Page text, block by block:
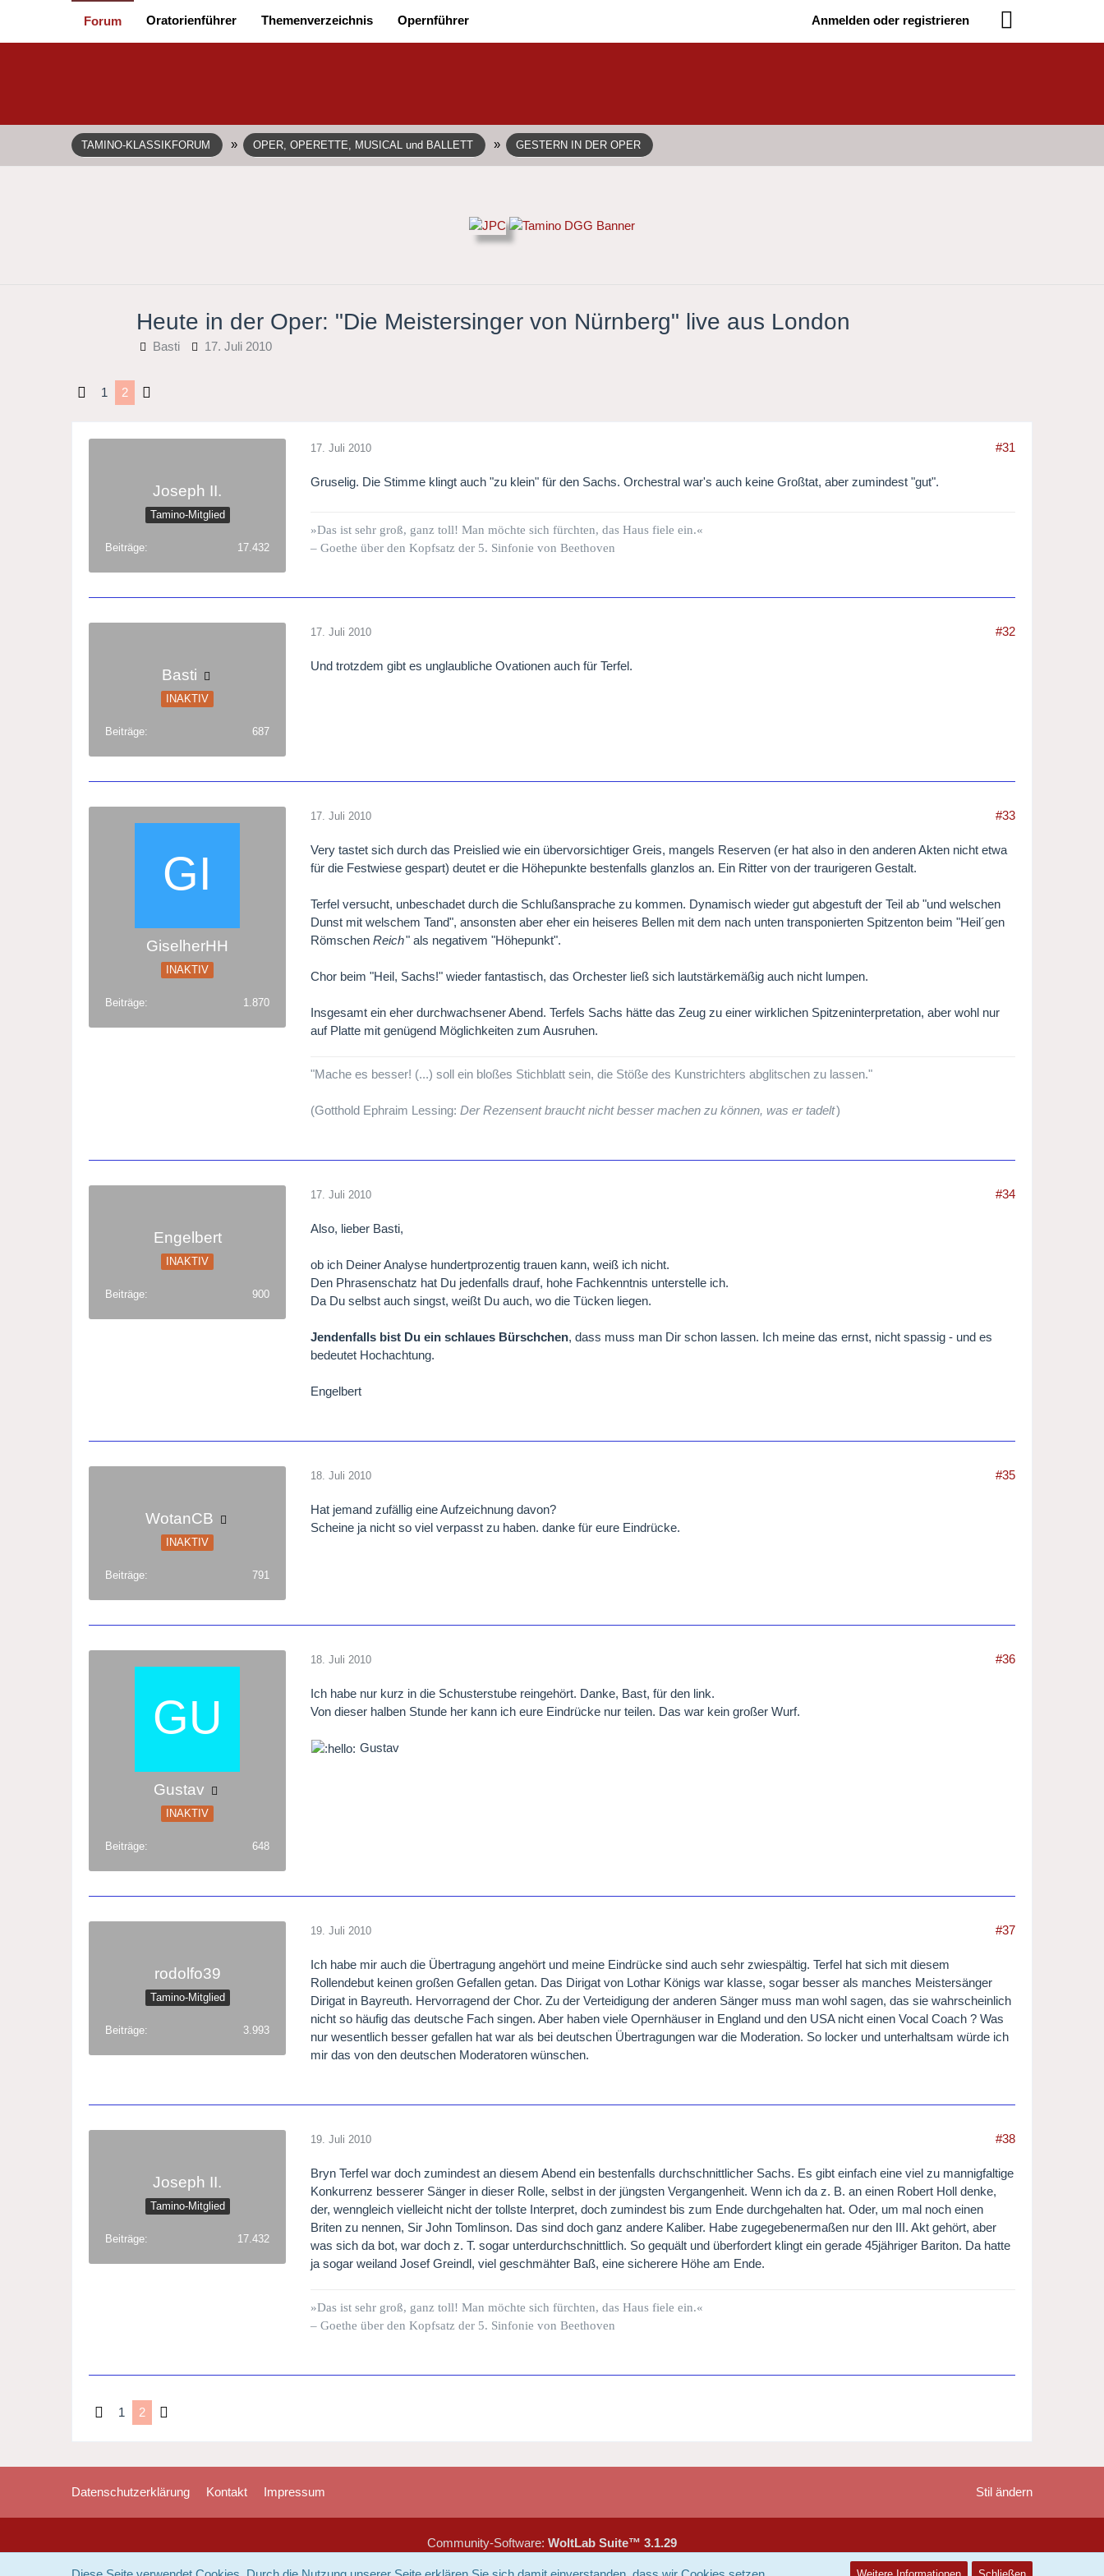
Forum Oratorienführer Themenverzeichnis Opernführer Anmelden oder registrieren
TAMINO-KLASSIKFORUM » OPER, OPERETTE, MUSICAL und BALLETT » GESTERN IN DER OPER
Heute in der Oper: "Die Meistersinger von Nürnberg" live aus London
Basti 17. Juli 2010
1 2
Joseph II.
Tamino-Mitglied
Beiträge 17.432
17. Juli 2010 #31
Gruselig. Die Stimme klingt auch "zu klein" für den Sachs. Orchestral war's auch keine Großtat, aber zumindest "gut".
»Das ist sehr groß, ganz toll! Man möchte sich fürchten, das Haus fiele ein.«
– Goethe über den Kopfsatz der 5. Sinfonie von Beethoven
Basti
INAKTIV
Beiträge 687
17. Juli 2010 #32
Und trotzdem gibt es unglaubliche Ovationen auch für Terfel.
GiselherHH
INAKTIV
Beiträge 1.870
17. Juli 2010 #33
Very tastet sich durch das Preislied wie ein übervorsichtiger Greis, mangels Reserven (er hat also in den anderen Akten nicht etwa
für die Festwiese gespart) deutet er die Höhepunkte bestenfalls glanzlos an. Ein Ritter von der traurigeren Gestalt.
Terfel versucht, unbeschadet durch die Schlußansprache zu kommen. Dynamisch wieder gut abgestuft der Teil ab "und welschen
Dunst mit welschem Tand", ansonsten aber eher ein heiseres Bellen mit dem nach unten transponierten Spitzenton beim "Heil´gen
RömschenReich" als negativem "Höhepunkt".
Chor beim "Heil, Sachs!" wieder fantastisch, das Orchester ließ sich lautstärkemäßig auch nicht lumpen.
Insgesamt ein eher durchwachsener Abend. Terfels Sachs hätte das Zeug zu einer wirklichen Spitzeninterpretation, aber wohl nur
auf Platte mit genügend Möglichkeiten zum Ausruhen.
"Mache es besser! (...) soll ein bloßes Stichblatt sein, die Stöße des Kunstrichters abglitschen zu lassen."
(Gotthold Ephraim Lessing:Der Rezensent braucht nicht besser machen zu können, was er tadelt)
Engelbert
INAKTIV
Beiträge 900
17. Juli 2010 #34
Also, lieber Basti,
ob ich Deiner Analyse hundertprozentig trauen kann, weiß ich nicht.
Den Phrasenschatz hat Du jedenfalls drauf, hohe Fachkenntnis unterstelle ich.
Da Du selbst auch singst, weißt Du auch, wo die Tücken liegen.
Jendenfalls bist Du ein schlaues Bürschchen, dass muss man Dir schon lassen. Ich meine das ernst, nicht spassig - und es
bedeutet Hochachtung.
Engelbert
WotanCB
INAKTIV
Beiträge 791
18. Juli 2010 #35
Hat jemand zufällig eine Aufzeichnung davon?
Scheine ja nicht so viel verpasst zu haben. danke für eure Eindrücke.
Gustav
INAKTIV
Beiträge 648
18. Juli 2010 #36
Ich habe nur kurz in die Schusterstube reingehört. Danke, Bast, für den link.
Von dieser halben Stunde her kann ich eure Eindrücke nur teilen. Das war kein großer Wurf.
Gustav
rodolfo39
Tamino-Mitglied
Beiträge 3.993
19. Juli 2010 #37
Ich habe mir auch die Übertragung angehört und meine Eindrücke sind auch sehr zwiespältig. Terfel hat sich mit diesem
Rollendebut keinen großen Gefallen getan. Das Dirigat von Lothar Königs war klasse, sogar besser als manches Meistersänger
Dirigat in Bayreuth. Hervorragend der Chor. Zu der Verteidigung der anderen Sänger muss man wohl sagen, das sie wahrscheinlich
nicht so häufig das deutsche Fach singen. Aber haben viele Opernhäuser in England und den USA nicht einen Vocal Coach ? Was
nur wesentlich besser gefallen hat war als bei deutschen Übertragungen war die Moderation. So locker und unterhaltsam würde ich
mir das von den deutschen Moderatoren wünschen.
Joseph II.
Tamino-Mitglied
Beiträge 17.432
19. Juli 2010 #38
Bryn Terfel war doch zumindest an diesem Abend ein bestenfalls durchschnittlicher Sachs. Es gibt einfach eine viel zu mannigfaltige
Konkurrenz besserer Sänger in dieser Rolle, selbst in der jüngsten Vergangenheit. Wenn ich da z. B. an einen Robert Holl denke,
der, wenngleich vielleicht nicht der tollste Interpret, doch zumindest bis zum Ende durchgehalten hat. Oder, um mal noch einen
Briten zu nennen, Sir John Tomlinson. Das sind doch ganz andere Kaliber. Habe zugegebenermaßen nur den III. Akt gehört, aber
was sich da bot, war doch z. T. sogar unterdurchschnittlich. So gequält und überfordert klingt ein gerade 45jähriger Bariton. Da hatte
ja sogar weiland Josef Greindl, viel geschmähter Baß, eine sicherere Höhe am Ende.
»Das ist sehr groß, ganz toll! Man möchte sich fürchten, das Haus fiele ein.«
– Goethe über den Kopfsatz der 5. Sinfonie von Beethoven
1 2
Stil ändern
Datenschutzerklärung Kontakt Impressum
Community-Software: WoltLab Suite™ 3.1.29
Design "Redslack" by GangstaSunny